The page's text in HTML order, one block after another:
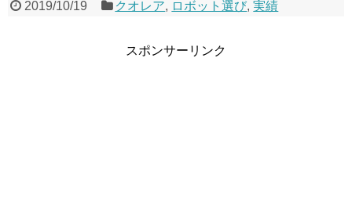
2019/10/19 クオレア, ロボット選び,実績
スポンサーリンク